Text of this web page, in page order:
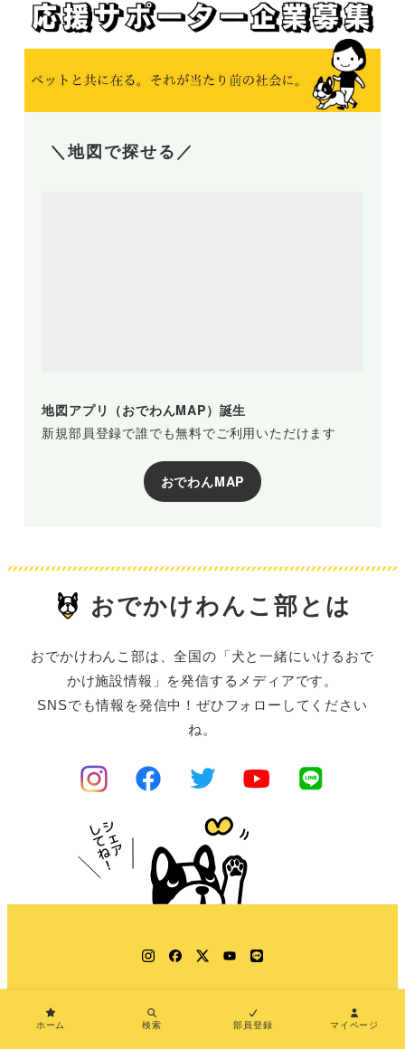
＼地図で探せる／
地図アプリ（おでわんMAP）誕生
新規部員登録で誰でも無料でご利用いただけます
おでわんMAP
おでかけわんこ部とは
おでかけわんこ部は、全国の「犬と一緒にいけるおで
かけ施設情報」を発信するメディアです。
SNSでも情報を発信中！ぜひフォローしてください
ね。
Instagram
Facebook
TwitterYouTube
LINE
ホーム 検索 部員登録 マイページ